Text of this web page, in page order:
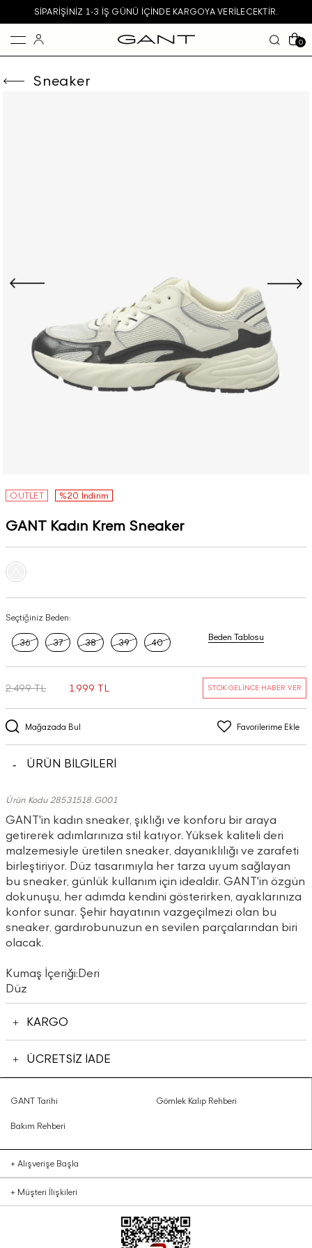
SIPARIŞINIZ 1-3 IŞ GÜNÜ IÇINDE KARGOYA VERILECEKTIR.
0
Sneaker
OUTLET %20 İndirim
GANT Kadın Krem Sneaker
Seçtiğiniz Beden:
36 37 38 39 40
Beden Tablosu
Mağazada Bul Favorilerime Ekle
2.499 TL 1.999 TL STOK GELİNCE HABER VER
ÜRÜN BİLGİLERİ
Ürün Kodu 28531518.G001
GANT'in kadın sneaker, şıklığı ve konforu bir araya
getirerek adımlarınıza stil katıyor. Yüksek kaliteli deri
malzemesiyle üretilen sneaker, dayanıklılığı ve zarafeti
birleştiriyor. Düz tasarımıyla her tarza uyum sağlayan
bu sneaker, günlük kullanım için idealdir. GANT'in özgün
dokunuşu, her adımda kendini gösterirken, ayaklarınıza
konfor sunar. Şehir hayatının vazgeçilmezi olan bu
sneaker, gardırobunuzun en sevilen parçalarından biri
olacak.
Kumaş İçeriği:Deri
Düz
KARGO
ÜCRETSİZ İADE
GANT Tarihi Gömlek Kalıp Rehberi
Bakım Rehberi
+ Alışverişe Başla
+ Müşteri İlişkileri